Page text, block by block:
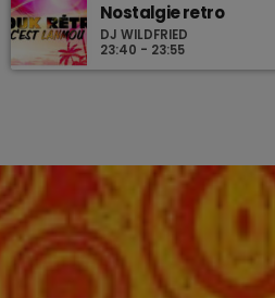
Nostalgie retro
DJ WILDFRIED
23:40 - 23:55